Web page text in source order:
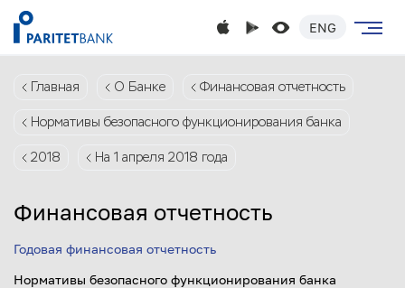
ENG
Главная О Банке Финансовая отчетность
Нормативы безопасного функционирования банка
2018 На 1 апреля 2018 года
Финансовая отчетность
Годовая финансовая отчетность
Нормативы безопасного функционирования банка